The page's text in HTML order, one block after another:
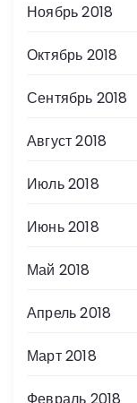
Ноябрь 2018
Октябрь 2018
Сентябрь 2018
Август 2018
Июль 2018
Июнь 2018
Май 2018
Апрель 2018
Март 2018
Февраль 2018